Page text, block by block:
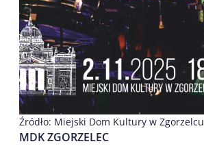
Źródło: Miejski Dom Kultury w Zgorzelcu
MDK ZGORZELEC